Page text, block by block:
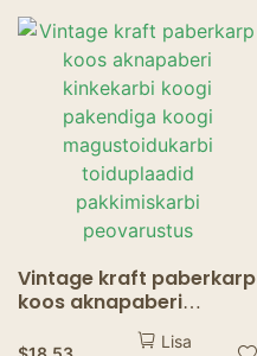
kiirtoidukvaliteetseteks
väljavõttekastiks
praetud kana
friikartulite
pakendamiseks
Vintage kraft paberkarp
koos aknapaberi
kinkekarbi koogi
pakendiga koogi
Lisa